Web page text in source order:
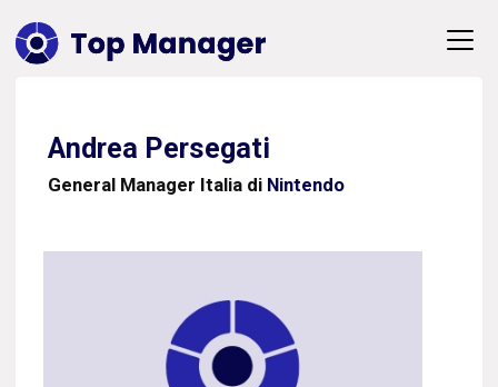
Andrea Persegati
General Manager Italia di Nintendo